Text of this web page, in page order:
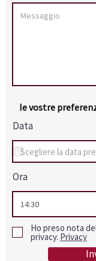
Ie vostre
Data
Ora
14:30
Ho preso nota
privacy. Privacy